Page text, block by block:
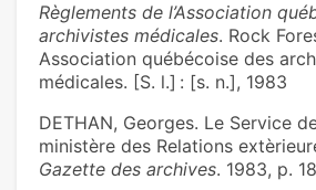
Règlements de l’Association
archivistes médicales. Rock
Association québécoise des
médicales. [S. l.] : [s. n.], 1983
DETHAN, Georges. Le Service
ministère des Relations
Gazette des archives. 1983, p.